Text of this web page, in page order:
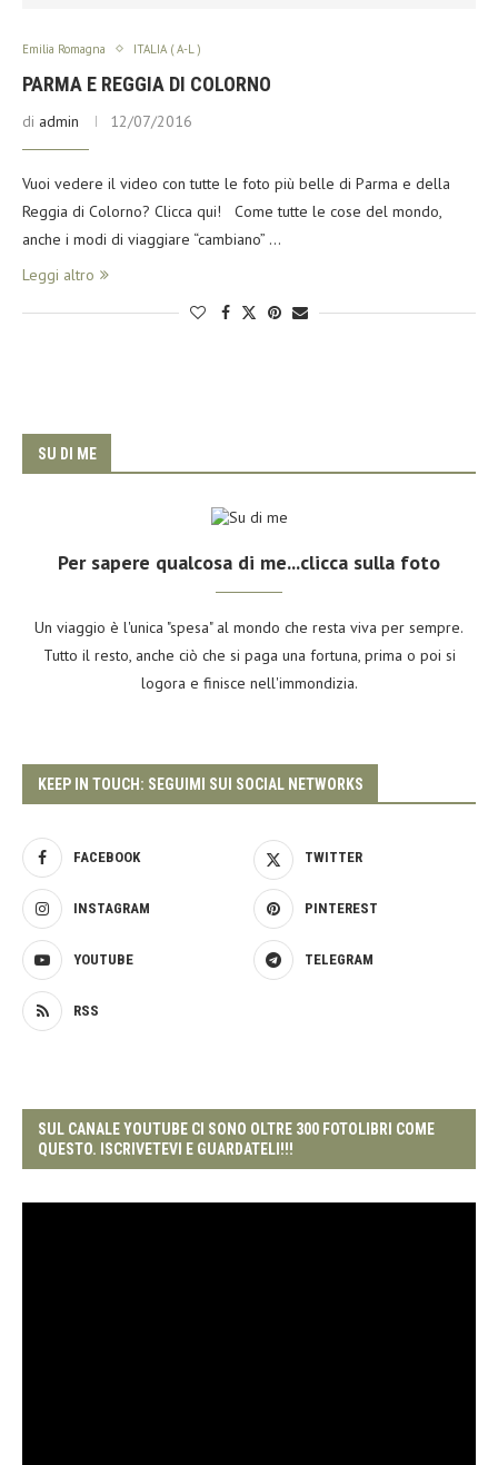
Emilia Romagna ITALIA ( A-L )
PARMA E REGGIA DI COLORNO
di admin 12/07/2016
Vuoi vedere il video con tutte le foto più belle di Parma e della
Reggia di Colorno? Clicca qui! Come tutte le cose del mondo,
anche i modi di viaggiare “cambiano” …
Leggi altro
SU DI ME
Per sapere qualcosa di me...clicca sulla foto
Un viaggio è l'unica "spesa" al mondo che resta viva per sempre.
Tutto il resto, anche ciò che si paga una fortuna, prima o poi si
logora e finisce nell'immondizia.
KEEP IN TOUCH: SEGUIMI SUI SOCIAL NETWORKS
FACEBOOK TWITTER
INSTAGRAM PINTEREST
YOUTUBE TELEGRAM
RSS
SUL CANALE YOUTUBE CI SONO OLTRE 300 FOTOLIBRI COME
QUESTO. ISCRIVETEVI E GUARDATELI!!!